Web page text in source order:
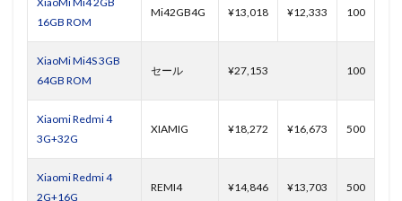
16GB ROM
Mi42GB4G ¥13,018 ¥12,333 100
XiaoMi Mi4S 3GB
64GB ROM
セール ¥27,153 100
Xiaomi Redmi 4
3G+32G
XIAMIG ¥18,272 ¥16,673 500
Xiaomi Redmi 4
2G+16G
REMI4 ¥14,846 ¥13,703 500